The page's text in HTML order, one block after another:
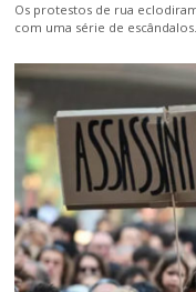
Os protestos de rua
com uma série de